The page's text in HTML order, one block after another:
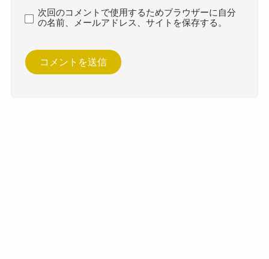
次回のコメントで使用するためブラウザーに自分
の名前、メールアドレス、サイトを保存する。